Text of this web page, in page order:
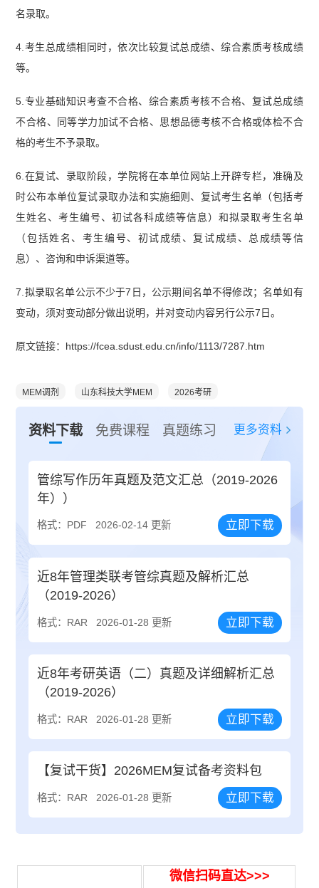
名录取。
4.考生总成绩相同时，依次比较复试总成绩、综合素质考核成绩
等。
5.专业基础知识考查不合格、综合素质考核不合格、复试总成绩
不合格、同等学力加试不合格、思想品德考核不合格或体检不合
格的考生不予录取。
6.在复试、录取阶段，学院将在本单位网站上开辟专栏，准确及
时公布本单位复试录取办法和实施细则、复试考生名单（包括考
生姓名、考生编号、初试各科成绩等信息）和拟录取考生名单
（包括姓名、考生编号、初试成绩、复试成绩、总成绩等信
息）、咨询和申诉渠道等。
7.拟录取名单公示不少于7日，公示期间名单不得修改；名单如有
变动，须对变动部分做出说明，并对变动内容另行公示7日。
原文链接：https://fcea.sdust.edu.cn/info/1113/7287.htm
MEM调剂 山东科技大学MEM 2026考研
资料下载 免费课程 真题练习 更多资料
管综写作历年真题及范文汇总（2019-2026
年））
格式：PDF 2026-02-14 更新 立即下载
近8年管理类联考管综真题及解析汇总
（2019-2026）
格式：RAR 2026-01-28 更新 立即下载
近8年考研英语（二）真题及详细解析汇总
（2019-2026）
格式：RAR 2026-01-28 更新 立即下载
【复试干货】2026MEM复试备考资料包
格式：RAR 2026-01-28 更新 立即下载
微信扫码直达>>>